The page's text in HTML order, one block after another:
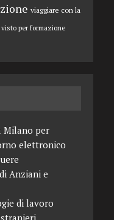
viaggiare con la
visto per formazione
Milano per
elettronico
Anziani e
di lavoro